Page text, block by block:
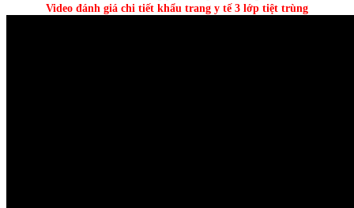
Video đánh giá chi tiết khẩu trang y tế 3 lớp tiệt trùng